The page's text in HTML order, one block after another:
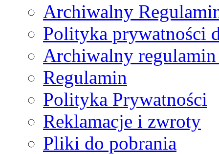
Archiwalny
Polityka prywatności
Archiwalny
Regulamin
Polityka Prywatności
Reklamacje i zwroty
Pliki do pobrania